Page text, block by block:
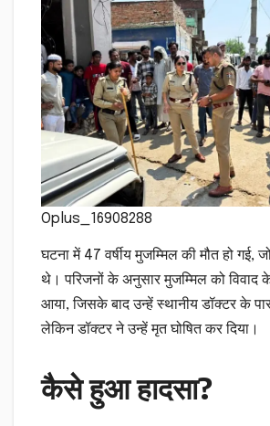
Oplus_16908288
घटना में 47 वर्षीय मुजम्मिल की मौत हो गई,
थे। परिजनों के अनुसार मुजम्मिल को विवाद के
आया, जिसके बाद उन्हें स्थानीय डॉक्टर के
लेकिन डॉक्टर ने उन्हें मृत घोषित कर दिया।
कैसे हुआ हादसा?